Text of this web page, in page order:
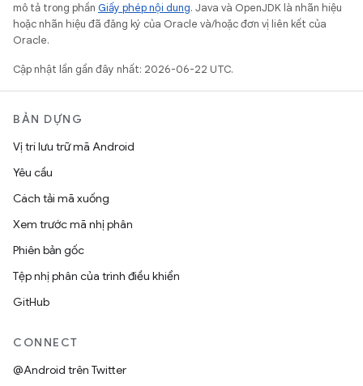
mô tả trong phần Giấy phép nội dung. Java và OpenJDK là nhãn hiệu
hoặc nhãn hiệu đã đăng ký của Oracle và/hoặc đơn vị liên kết của
Oracle.
Cập nhật lần gần đây nhất: 2026-06-22 UTC.
BẢN DỰNG
Vị trí lưu trữ mã Android
Yêu cầu
Cách tải mã xuống
Xem trước mã nhị phân
Phiên bản gốc
Tệp nhị phân của trình điều khiển
GitHub
CONNECT
@Android trên Twitter